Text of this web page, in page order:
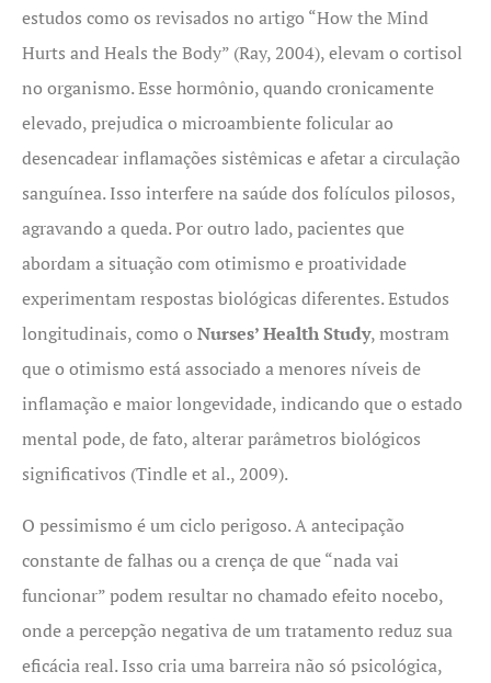
estudos como os revisados no artigo “How the Mind
Hurts and Heals the Body” (Ray, 2004), elevam o cortisol
no organismo. Esse hormônio, quando cronicamente
elevado, prejudica o microambiente folicular ao
desencadear inflamações sistêmicas e afetar a circulação
sanguínea. Isso interfere na saúde dos folículos pilosos,
agravando a queda. Por outro lado, pacientes que
abordam a situação com otimismo e proatividade
experimentam respostas biológicas diferentes. Estudos
longitudinais, como o Nurses’ Health Study, mostram
que o otimismo está associado a menores níveis de
inflamação e maior longevidade, indicando que o estado
mental pode, de fato, alterar parâmetros biológicos
significativos (Tindle et al., 2009).
O pessimismo é um ciclo perigoso. A antecipação
constante de falhas ou a crença de que “nada vai
funcionar” podem resultar no chamado efeito nocebo,
onde a percepção negativa de um tratamento reduz sua
eficácia real. Isso cria uma barreira não só psicológica,